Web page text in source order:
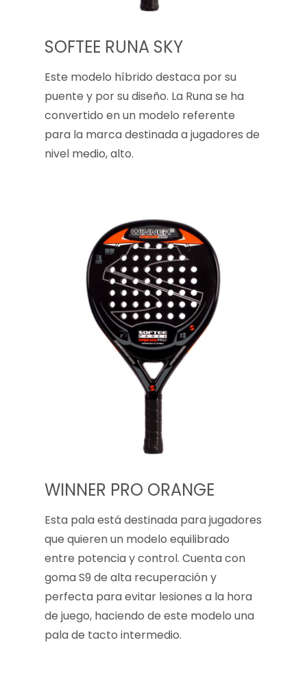
SOFTEE RUNA SKY
Este modelo híbrido destaca por su
puente y por su diseño. La Runa se ha
convertido en un modelo referente
para la marca destinada a jugadores de
nivel medio, alto.
WINNER PRO ORANGE
Esta pala está destinada para jugadores
que quieren un modelo equilibrado
entre potencia y control. Cuenta con
goma S9 de alta recuperación y
perfecta para evitar lesiones a la hora
de juego, haciendo de este modelo una
pala de tacto intermedio.